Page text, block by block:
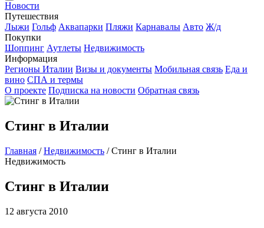
Новости
Путешествия
Лыжи Гольф Аквапарки Пляжи Карнавалы Авто Ж/д
Покупки
Шоппинг Аутлеты Недвижимость
Информация
Регионы Италии Визы и документы Мобильная связь Еда и
вино СПА и термы
О проекте Подписка на новости Обратная связь
Стинг в Италии
Главная / Недвижимость / Стинг в Италии
Недвижимость
Стинг в Италии
12 августа 2010